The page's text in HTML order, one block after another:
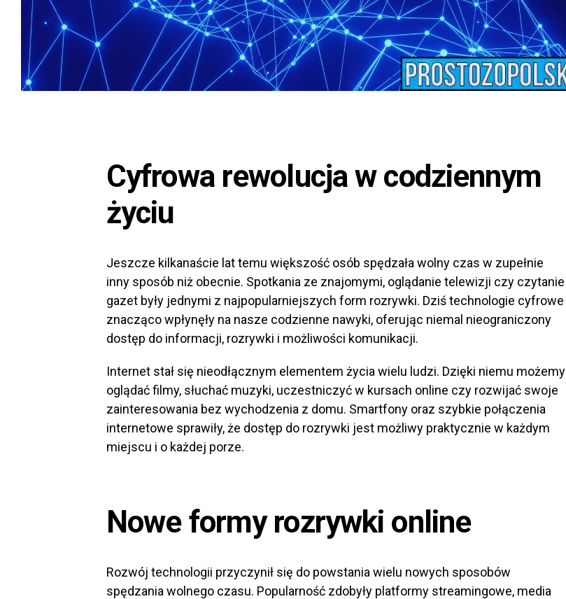
Cyfrowa rewolucja w codziennym
życiu
Jeszcze kilkanaście lat temu większość osób spędzała wolny czas w zupełnie
inny sposób niż obecnie. Spotkania ze znajomymi, oglądanie telewizji czy czytanie
gazet były jednymi z najpopularniejszych form rozrywki. Dziś technologie cyfrowe
znacząco wpłynęły na nasze codzienne nawyki, oferując niemal nieograniczony
dostęp do informacji, rozrywki i możliwości komunikacji.
Internet stał się nieodłącznym elementem życia wielu ludzi. Dzięki niemu możemy
oglądać filmy, słuchać muzyki, uczestniczyć w kursach online czy rozwijać swoje
zainteresowania bez wychodzenia z domu. Smartfony oraz szybkie połączenia
internetowe sprawiły, że dostęp do rozrywki jest możliwy praktycznie w każdym
miejscu i o każdej porze.
Nowe formy rozrywki online
Rozwój technologii przyczynił się do powstania wielu nowych sposobów
spędzania wolnego czasu. Popularność zdobyły platformy streamingowe, media